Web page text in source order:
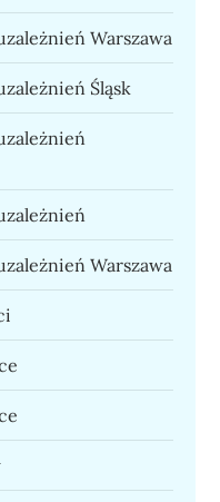
Warszawa
Śląsk
Warszawa